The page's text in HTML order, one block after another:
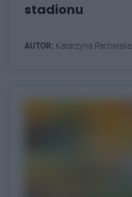
stadionu
AUTOR: Katarzyna Pachelska